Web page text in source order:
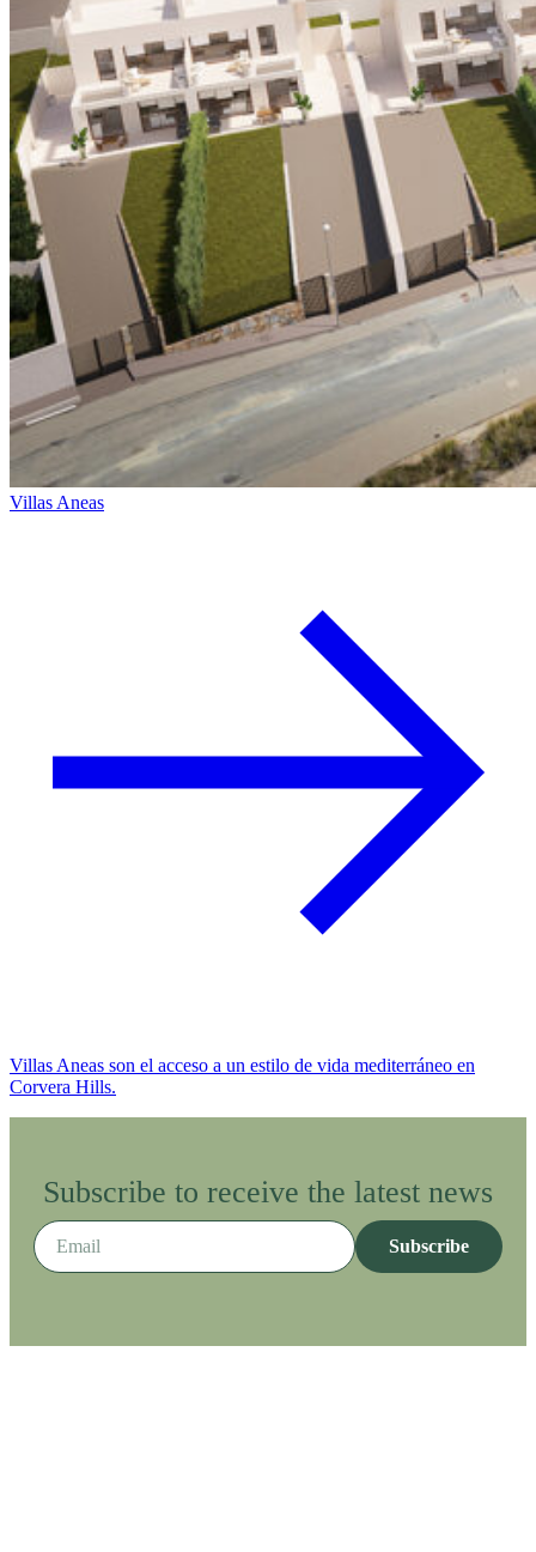
Villas Aneas
Villas Aneas son el acceso a un estilo de vida mediterráneo en
Corvera Hills.
Subscribe to receive the latest news
Subscribe